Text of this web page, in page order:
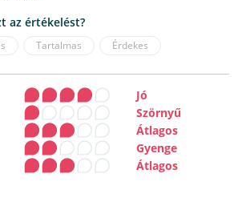
az értékelést?
Tartalmas Érdekes
Jó
Szörnyű
Átlagos
Gyenge
Átlagos